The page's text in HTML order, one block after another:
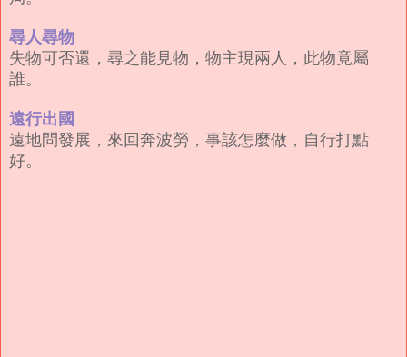
尋人尋物
失物可否還，尋之能見物，物主現兩人，此物竟屬
誰。
遠行出國
遠地問發展，來回奔波勞，事該怎麼做，自行打點
好。